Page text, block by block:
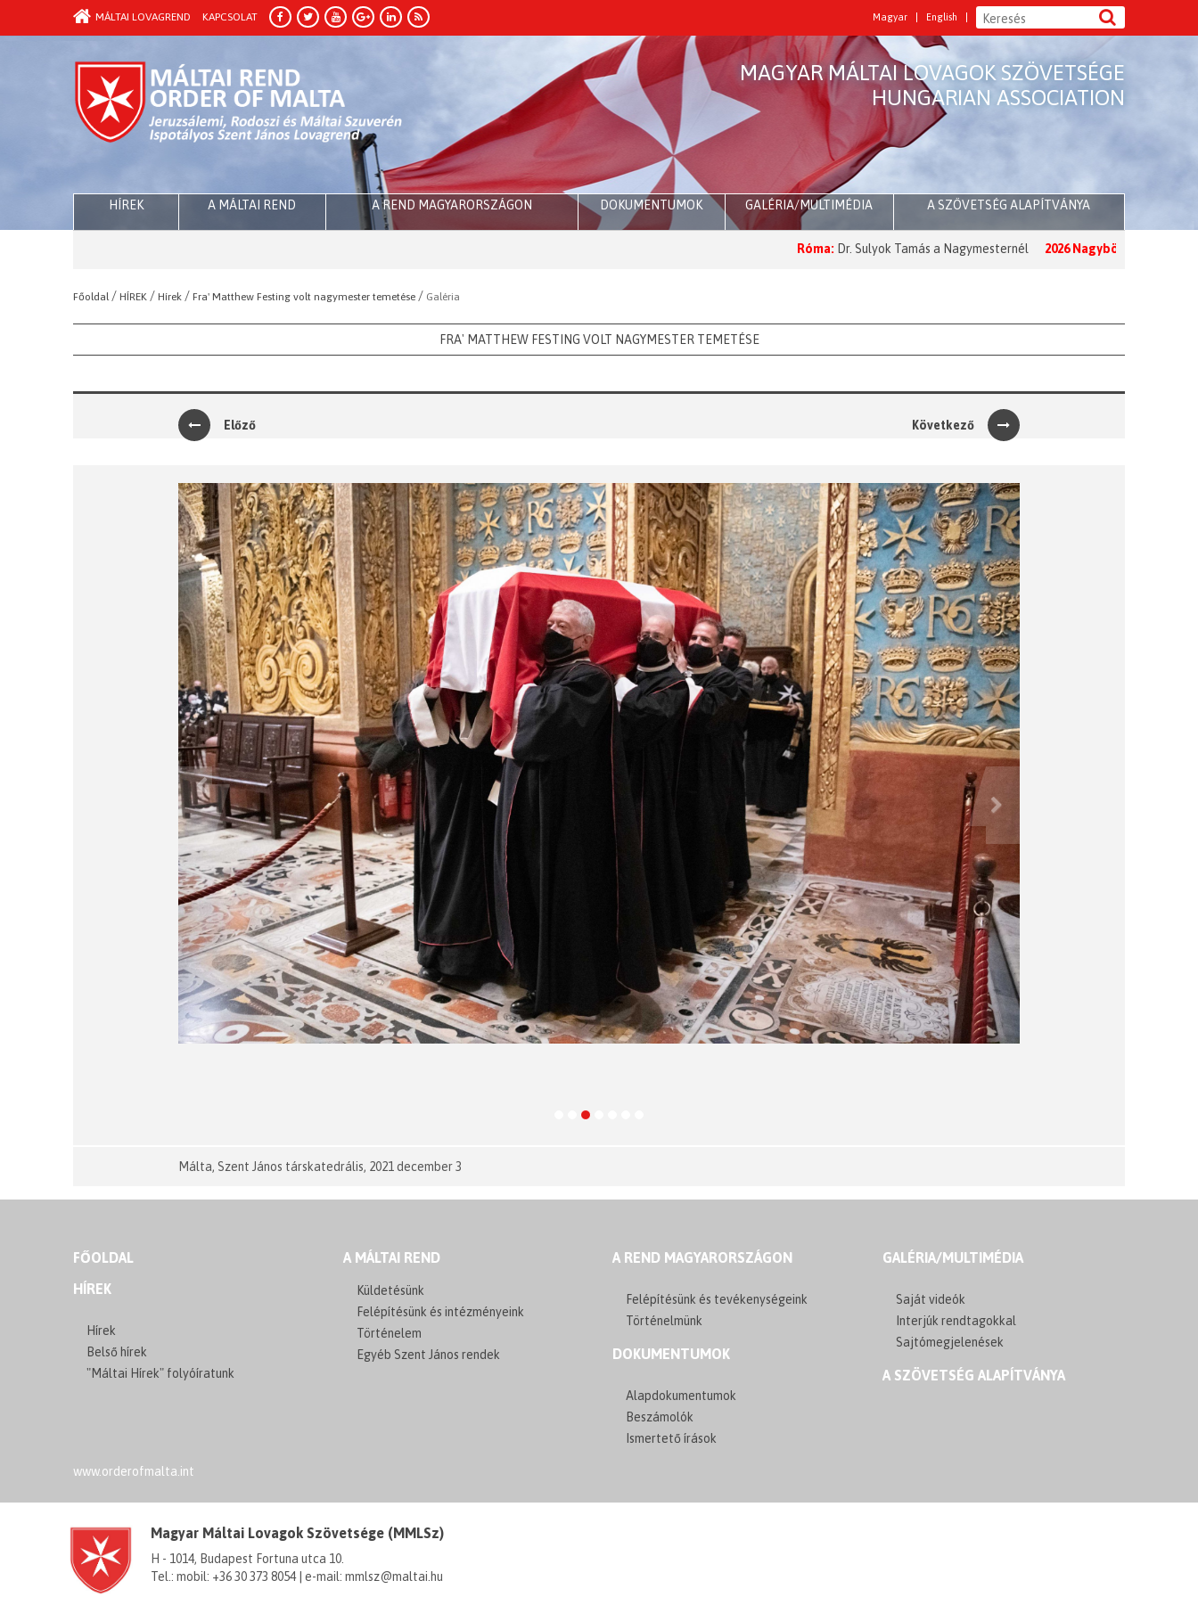
Magyar English
MÁLTAI LOVAGREND KAPCSOLAT
MAGYAR MÁLTAI LOVAGOK SZÖVETSÉGE
HUNGARIAN ASSOCIATION
HÍREK A MÁLTAI REND A REND MAGYARORSZÁGON DOKUMENTUMOK GALÉRIA/MULTIMÉDIA A SZÖVETSÉG ALAPÍTVÁNYA
Dr. Sulyok Tamás a Nagymesternél 2026 Nagyböjt:A Nagymester
Főoldal / HÍREK / Hírek / Fra' Matthew Festing volt nagymester temetése / Galéria
FRA' MATTHEW FESTING VOLT NAGYMESTER TEMETÉSE
Előző Következő
Previous
Málta, Szent János társkatedrális, 2021 december 3
FŐOLDAL
HÍREK
Hírek
Belső hírek
"Máltai Hírek" folyóíratunk
A MÁLTAI REND
Küldetésünk
Felépítésünk és intézményeink
Történelem
Egyéb Szent János rendek
A REND MAGYARORSZÁGON
Felépítésünk és tevékenységeink
Történelmünk
DOKUMENTUMOK
Alapdokumentumok
Beszámolók
Ismertető írások
GALÉRIA/MULTIMÉDIA
Saját videók
Interjúk rendtagokkal
Sajtómegjelenések
A SZÖVETSÉG ALAPÍTVÁNYA
www.orderofmalta.int
Magyar Máltai Lovagok Szövetsége (MMLSz)
H - 1014, Budapest Fortuna utca 10.
Tel.: mobil: +36 30 373 8054 | e-mail: mmlsz@maltai.hu